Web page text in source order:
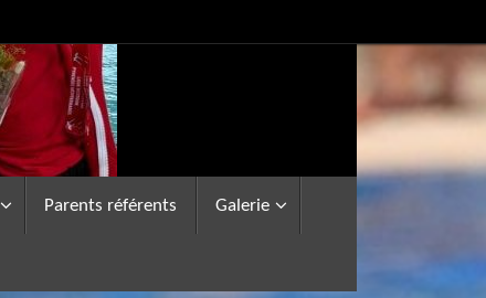
Parents référents Galerie